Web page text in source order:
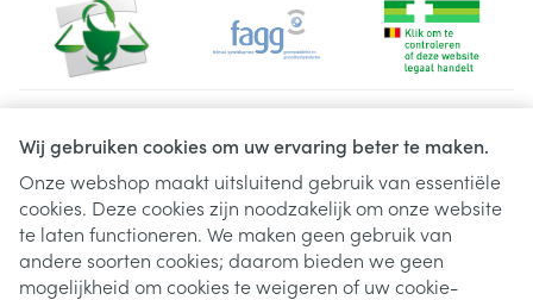
Wij gebruiken cookies om uw ervaring beter te maken.
Onze webshop maakt uitsluitend gebruik van essentiële
cookies. Deze cookies zijn noodzakelijk om onze website
te laten functioneren. We maken geen gebruik van
andere soorten cookies; daarom bieden we geen
mogelijkheid om cookies te weigeren of uw cookie-
Juridische links